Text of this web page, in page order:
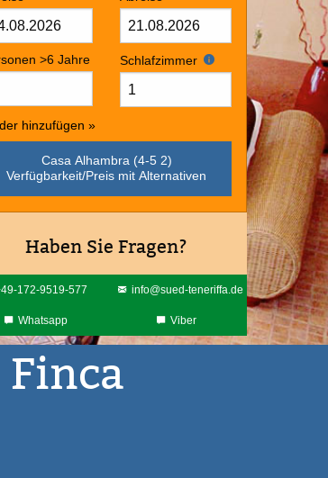
Badezimmer
Video anschauen
>6 Jahre Schlafzimmer
hinzufügen »
Casa Alhambra (4-5 2)
Verfügbarkeit/Preis mit Alternativen
Haben Sie Fragen?
172-9519-577 info@sued-teneriffa.de
Whatsapp Viber